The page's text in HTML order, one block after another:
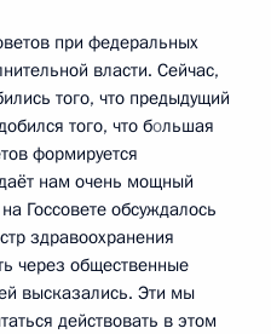
при федеральных
власти. Сейчас,
того, что предыдущий
того, что большая
формируется
нам очень мощный
Госсовете обсуждалось
здравоохранения
через общественные
высказались. Эти мы
действовать в этом